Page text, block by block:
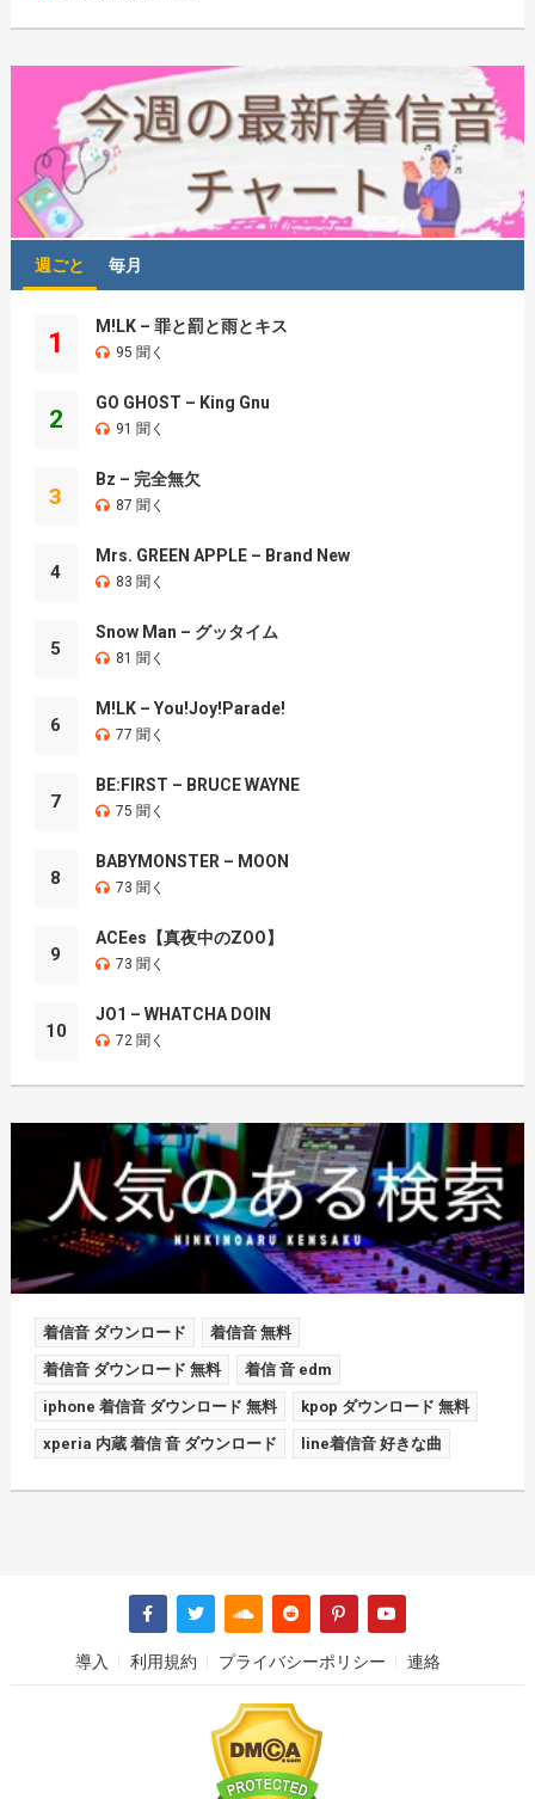
週ごと 毎月
1
M!LK – 罪と罰と雨とキス
95 聞く
2
GO GHOST – King Gnu
91 聞く
3
Bz – 完全無欠
87 聞く
4
Mrs. GREEN APPLE – Brand New
83 聞く
5
Snow Man – グッタイム
81 聞く
6
M!LK – You!Joy!Parade!
77 聞く
7
BE:FIRST – BRUCE WAYNE
75 聞く
8
BABYMONSTER – MOON
73 聞く
9
ACEes【真夜中のZOO】
73 聞く
10
JO1 – WHATCHA DOIN
72 聞く
着信音 ダウンロード 着信音 無料
着信音 ダウンロード 無料 着信 音 edm
iphone 着信音 ダウンロード 無料 kpop ダウンロード 無料
xperia 内蔵 着信 音 ダウンロード line着信音 好きな曲
導入 利用規約 プライバシーポリシー 連絡